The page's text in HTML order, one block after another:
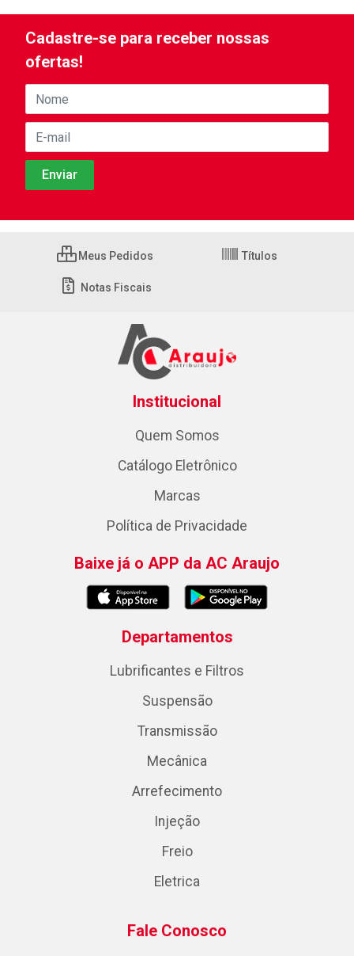
Cadastre-se para receber nossas
ofertas!
Meus Pedidos Títulos
Notas Fiscais
Institucional
Quem Somos
Catálogo Eletrônico
Marcas
Política de Privacidade
Baixe já o APP da AC Araujo
Departamentos
Lubrificantes e Filtros
Suspensão
Transmissão
Mecânica
Arrefecimento
Injeção
Freio
Eletrica
Fale Conosco